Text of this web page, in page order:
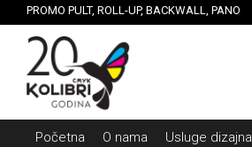
PROMO PULT, ROLL-UP, BACKWALL, PANO
Početna O nama Usluge dizajna